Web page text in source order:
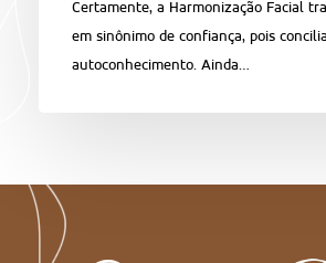
Certamente, a Harmonização Facial
em sinônimo de confiança, pois
autoconhecimento. Ainda…